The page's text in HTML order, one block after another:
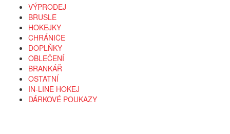
VÝPRODEJ
BRUSLE
HOKEJKY
CHRÁNIČE
DOPLŇKY
OBLEČENÍ
BRANKÁŘ
OSTATNÍ
IN-LINE HOKEJ
DÁRKOVÉ POUKAZY